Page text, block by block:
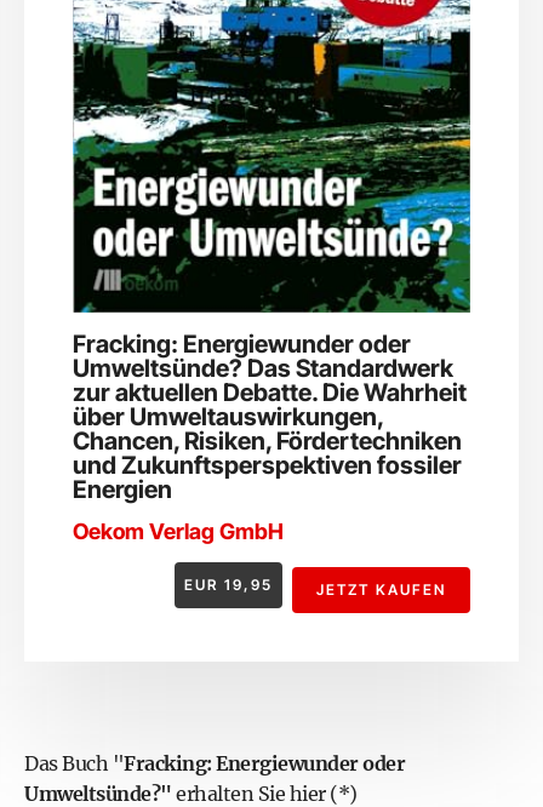
Fracking: Energiewunder oder
Umweltsünde? Das Standardwerk
zur aktuellen Debatte. Die Wahrheit
über Umweltauswirkungen,
Chancen, Risiken, Fördertechniken
und Zukunftsperspektiven fossiler
Energien
Oekom Verlag GmbH
EUR 19,95 JETZT KAUFEN
Das Buch "Fracking: Energiewunder oder
Umweltsünde?" erhalten Sie hier (*)